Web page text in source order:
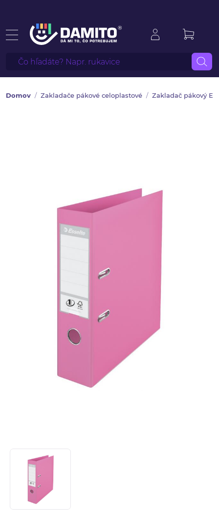
Domov Zakladače pákové celoplastové Zakladač pákový